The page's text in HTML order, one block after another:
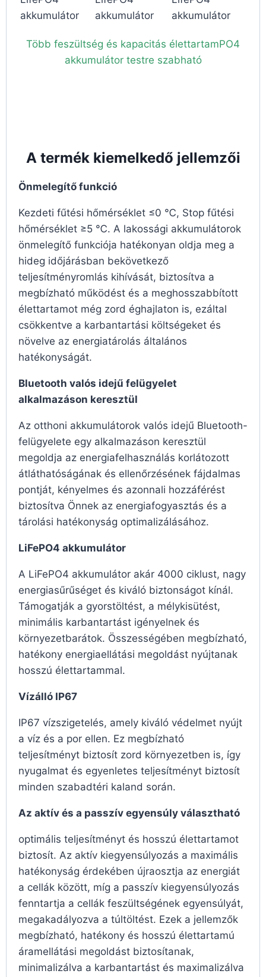
akkumulátor
akkumulátor
akkumulátor
Több feszültség és kapacitás élettartamPO4
akkumulátor testre szabható
A termék kiemelkedő jellemzői
Önmelegítő funkció
Kezdeti fűtési hőmérséklet ≤0 ℃, Stop fűtési
hőmérséklet ≥5 ℃. A lakossági akkumulátorok
önmelegítő funkciója hatékonyan oldja meg a
hideg időjárásban bekövetkező
teljesítményromlás kihívását, biztosítva a
megbízható működést és a meghosszabbított
élettartamot még zord éghajlaton is, ezáltal
csökkentve a karbantartási költségeket és
növelve az energiatárolás általános
hatékonyságát.
Bluetooth valós idejű felügyelet
alkalmazáson keresztül
Az otthoni akkumulátorok valós idejű Bluetooth-
felügyelete egy alkalmazáson keresztül
megoldja az energiafelhasználás korlátozott
átláthatóságának és ellenőrzésének fájdalmas
pontját, kényelmes és azonnali hozzáférést
biztosítva Önnek az energiafogyasztás és a
tárolási hatékonyság optimalizálásához.
LiFePO4 akkumulátor
A LiFePO4 akkumulátor akár 4000 ciklust, nagy
energiasűrűséget és kiváló biztonságot kínál.
Támogatják a gyorstöltést, a mélykisütést,
minimális karbantartást igényelnek és
környezetbarátok. Összességében megbízható,
hatékony energiaellátási megoldást nyújtanak
hosszú élettartammal.
Vízálló IP67
IP67 vízszigetelés, amely kiváló védelmet nyújt
a víz és a por ellen. Ez megbízható
teljesítményt biztosít zord környezetben is, így
nyugalmat és egyenletes teljesítményt biztosít
minden szabadtéri kaland során.
Az aktív és a passzív egyensúly választható
optimális teljesítményt és hosszú élettartamot
biztosít. Az aktív kiegyensúlyozás a maximális
hatékonyság érdekében újraosztja az energiát
a cellák között, míg a passzív kiegyensúlyozás
fenntartja a cellák feszültségének egyensúlyát,
megakadályozva a túltöltést. Ezek a jellemzők
megbízható, hatékony és hosszú élettartamú
áramellátási megoldást biztosítanak,
minimalizálva a karbantartást és maximalizálva